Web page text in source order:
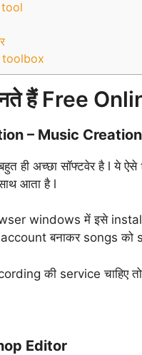
tool
toolbox
हैं Free
– Music Creation
ही अच्छा सॉफ्टवेर है l ये
आता है l
windows में इसे
बनाकर songs
की service
Editor